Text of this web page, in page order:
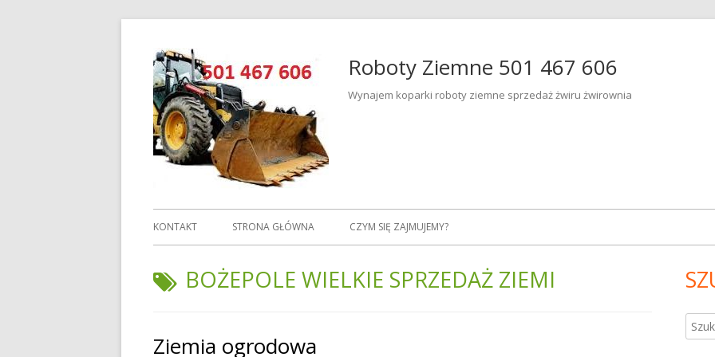
Roboty Ziemne 501 467 606
Wynajem koparki roboty ziemne sprzedaż żwiru żwirownia
Menu
KONTAKT STRONA GŁÓWNA CZYM SIĘ ZAJMUJEMY?
TAGI:
BOŻEPOLE WIELKIE SPRZEDAŻ ZIEMI
Ziemia ogrodowa